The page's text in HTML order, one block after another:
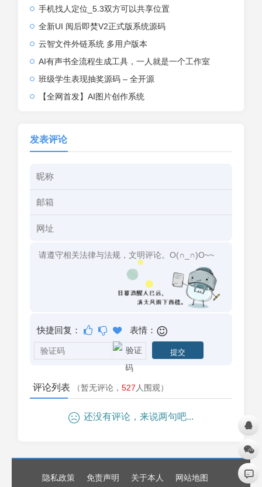
手机找人定位_5.3双方可以共享位置
全新UI 阅后即焚V2正式版系统源码
云智文件外链系统 多用户版本
AI有声书全流程生成工具，一人就是一个工作室
班级学生表现抽奖源码 – 全开源
【全网首发】AI图片创作系统
发表评论
快捷回复： 表情：
评论列表 （暂无评论， 527 人围观）
还没有评论，来说两句吧...
隐私政策 免责声明 关于本人 网站地图